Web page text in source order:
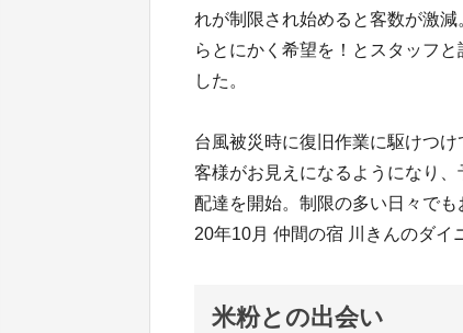
れが制限され始めると客数が激
らとにかく希望を！とスタッフ
した。
台風被災時に復旧作業に駆けつ
客様がお見えになるようになり
配達を開始。制限の多い日々で
20年10月 仲間の宿 川きんのダイ
米粉との出会い